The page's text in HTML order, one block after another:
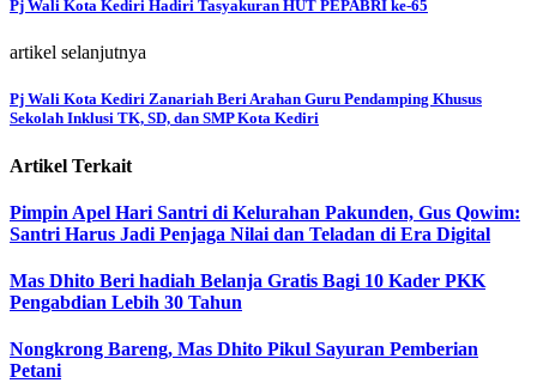
Pj Wali Kota Kediri Hadiri Tasyakuran HUT PEPABRI ke-65
artikel selanjutnya
Pj Wali Kota Kediri Zanariah Beri Arahan Guru Pendamping Khusus
Sekolah Inklusi TK, SD, dan SMP Kota Kediri
Artikel Terkait
Pimpin Apel Hari Santri di Kelurahan Pakunden, Gus Qowim:
Santri Harus Jadi Penjaga Nilai dan Teladan di Era Digital
Mas Dhito Beri hadiah Belanja Gratis Bagi 10 Kader PKK
Pengabdian Lebih 30 Tahun
Nongkrong Bareng, Mas Dhito Pikul Sayuran Pemberian
Petani